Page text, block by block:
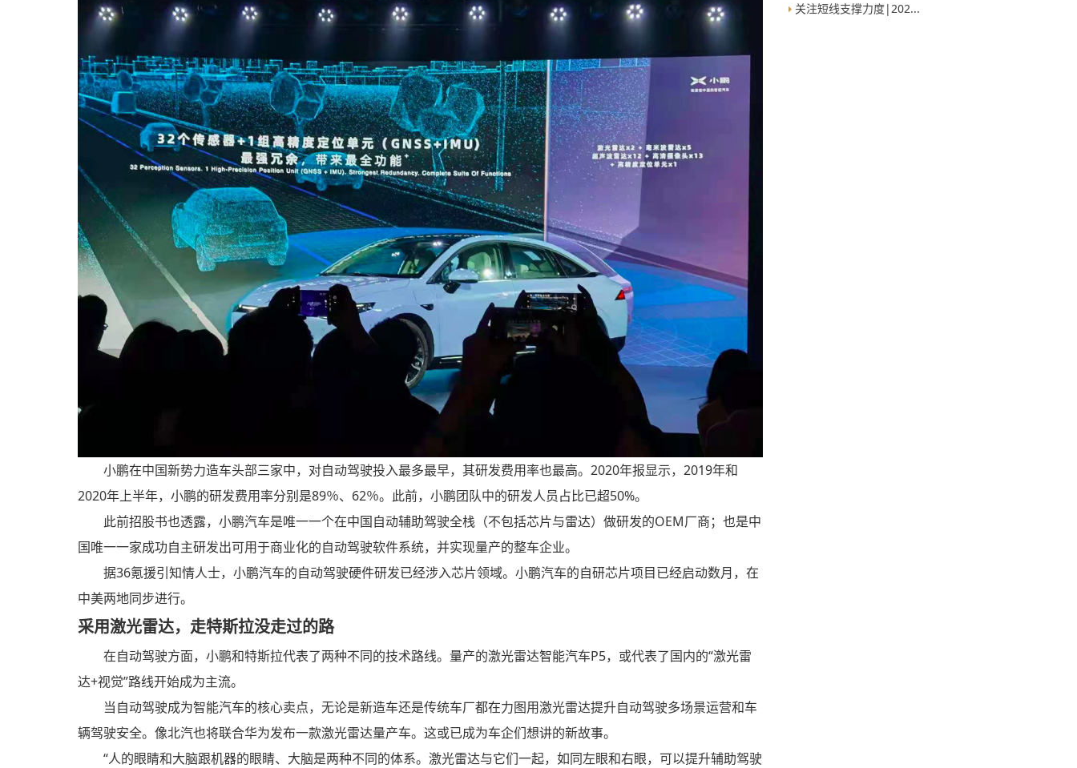
小鹏在中国新势力造车头部三家中，对自动驾驶投入最多最早，其研发费用率也最高。2020年报显示，2019年和
2020年上半年，小鹏的研发费用率分别是89％、62％。此前，小鹏团队中的研发人员占比已超50%。
此前招股书也透露，小鹏汽车是唯一一个在中国自动辅助驾驶全栈（不包括芯片与雷达）做研发的OEM厂商；也是中
国唯一一家成功自主研发出可用于商业化的自动驾驶软件系统，并实现量产的整车企业。
据36氪援引知情人士，小鹏汽车的自动驾驶硬件研发已经涉入芯片领域。小鹏汽车的自研芯片项目已经启动数月，在
中美两地同步进行。
采用激光雷达，走特斯拉没走过的路
在自动驾驶方面，小鹏和特斯拉代表了两种不同的技术路线。量产的激光雷达智能汽车P5，或代表了国内的“激光雷
达+视觉”路线开始成为主流。
当自动驾驶成为智能汽车的核心卖点，无论是新造车还是传统车厂都在力图用激光雷达提升自动驾驶多场景运营和车
辆驾驶安全。像北汽也将联合华为发布一款激光雷达量产车。这或已成为车企们想讲的新故事。
“人的眼睛和大脑跟机器的眼睛、大脑是两种不同的体系。激光雷达与它们一起，如同左眼和右眼，可以提升辅助驾驶
关注短线支撑力度|202...